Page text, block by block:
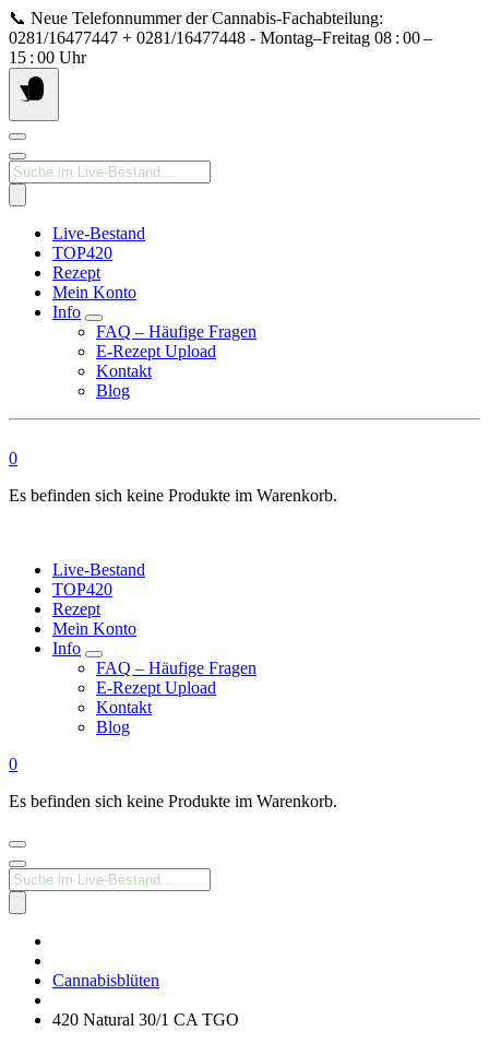
Springe
zum
Inhalt
📞 Neue Telefonnummer der Cannabis‑Fachabteilung:
0281/16477447 + 0281/16477448 - Montag–Freitag 08 : 00 –
15 : 00 Uhr
Products
search
Live-Bestand
TOP420
Rezept
Mein Konto
Info
FAQ – Häufige Fragen
E-Rezept Upload
Kontakt
Blog
0
Es befinden sich keine Produkte im Warenkorb.
Live-Bestand
TOP420
Rezept
Mein Konto
Info
FAQ – Häufige Fragen
E-Rezept Upload
Kontakt
Blog
0
Es befinden sich keine Produkte im Warenkorb.
Products
search
Apotheke
Cannabisblüten
420 Natural 30/1 CA TGO